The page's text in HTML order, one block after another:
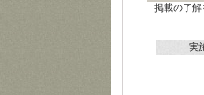
掲載の了
実